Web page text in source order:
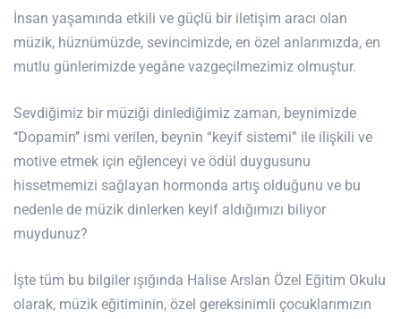
İnsan yaşamında etkili ve güçlü bir iletişim aracı olan
müzik, hüznümüzde, sevincimizde, en özel anlarımızda, en
mutlu günlerimizde yegâne vazgeçilmezimiz olmuştur.
Sevdiğimiz bir müziği dinlediğimiz zaman, beynimizde
‘‘Dopamin’’ ismi verilen, beynin “keyif sistemi” ile ilişkili ve
motive etmek için eğlenceyi ve ödül duygusunu
hissetmemizi sağlayan hormonda artış olduğunu ve bu
nedenle de müzik dinlerken keyif aldığımızı biliyor
muydunuz?
İşte tüm bu bilgiler ışığında Halise Arslan Özel Eğitim Okulu
olarak, müzik eğitiminin, özel gereksinimli çocuklarımızın